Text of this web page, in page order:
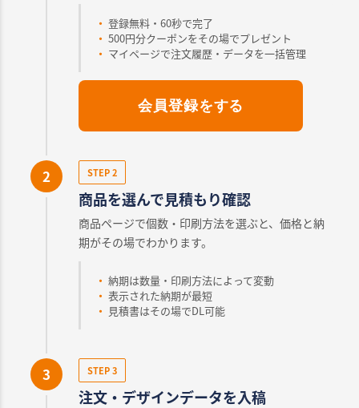
登録無料・60秒で完了
500円分クーポンをその場でプレゼント
マイページで注文履歴・データを一括管理
会員登録をする
2 STEP 2
商品を選んで見積もり確認
商品ページで個数・印刷方法を選ぶと、価格と納
期がその場でわかります。
納期は数量・印刷方法によって変動
表示された納期が最短
見積書はその場でDL可能
3 STEP 3
注文・デザインデータを入稿